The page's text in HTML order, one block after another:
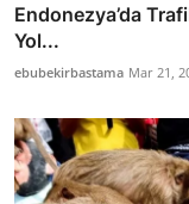
Endonezya’da
Yol...
ebubekirbastama Mar 21,